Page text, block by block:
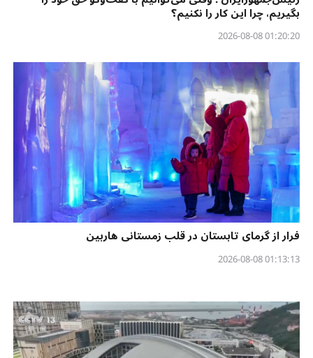
بگیریم، چرا این کار را نکنیم؟
01:20:20 2026-08-08
فرار از گرمای تابستان در قلب زمستانی هاربین
01:13:13 2026-08-08